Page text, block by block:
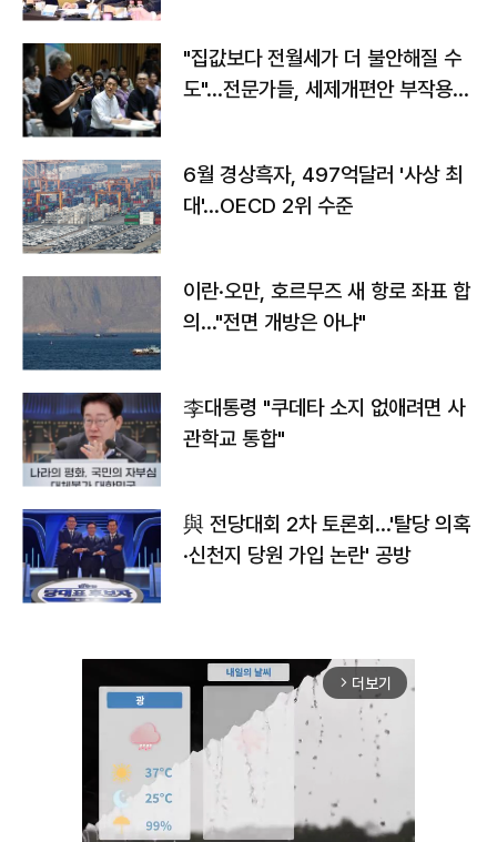
"집값보다 전월세가 더 불안해질 수
도"…전문가들, 세제개편안 부작용
6월 경상흑자, 497억달러 '사상 최
대'…OECD 2위 수준
이란·오만, 호르무즈 새 항로 좌표 합
의…"전면 개방은 아냐"
李대통령 "쿠데타 소지 없애려면 사
관학교 통합"
與 전당대회 2차 토론회…'탈당 의혹
·신천지 당원 가입 논란' 공방
arrow_forward_ios 더보기